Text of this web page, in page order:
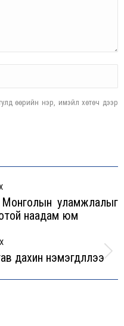
өөрийн нэр, имэйл хөтөч дээр
уламжлалыг
наадам юм
дахин нэмэгдүүллээ